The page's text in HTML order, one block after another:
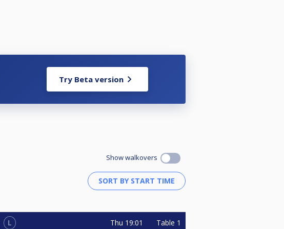
Try Beta version
Show walkovers
L Thu 19:01 Table 1